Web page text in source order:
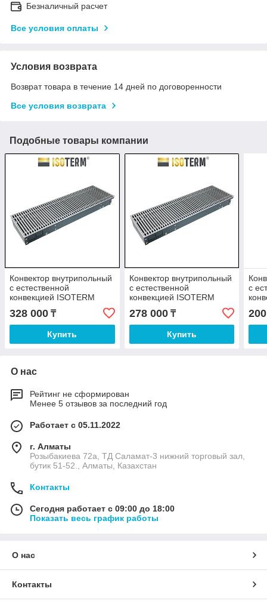
Безналичный расчет
Все условия оплаты
Условия возврата
Возврат товара в течение 14 дней по договоренности
Все условия возврата
Подобные товары компании
Конвектор внутрипольный
с естественной
конвекцией ISOTERM
Гольфстрим КРК 2300 мм
328 000 ₸
Купить
Конвектор внутрипольный
с естественной
конвекцией ISOTERM
Гольфстрим КРК 1900 мм
278 000₸
Купить
с
О нас
Рейтинг не сформирован
Менее 5 отзывов за последний год
Работает с 05.11.2022
г. Алматы
Розыбакиева 72а, ТД Саламат-3 нижний торговый зал,
бутик 51-52., Алматы, Казахстан
Контакты
Сегодня работает с 09:00 до 18:00
Показать весь график работы
О нас
Контакты